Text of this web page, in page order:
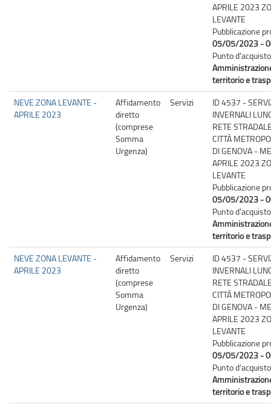
APRILE 2023
LEVANTE
Pubblicazione
05/05/2023 -
Punto
territorio e
NEVE ZONA LEVANTE -
APRILE 2023
Affidamento
diretto
(comprese
Somma
Urgenza)
Servizi
ID 4537 -
INVERNALI
RETE
CITTÀ
DI GENOVA -
APRILE 2023
LEVANTE
Pubblicazione
05/05/2023 -
Punto
territorio e
NEVE ZONA LEVANTE -
APRILE 2023
Affidamento
diretto
(comprese
Somma
Urgenza)
Servizi
ID 4537 -
INVERNALI
RETE
CITTÀ
DI GENOVA -
APRILE 2023
LEVANTE
Pubblicazione
05/05/2023 -
Punto
territorio e